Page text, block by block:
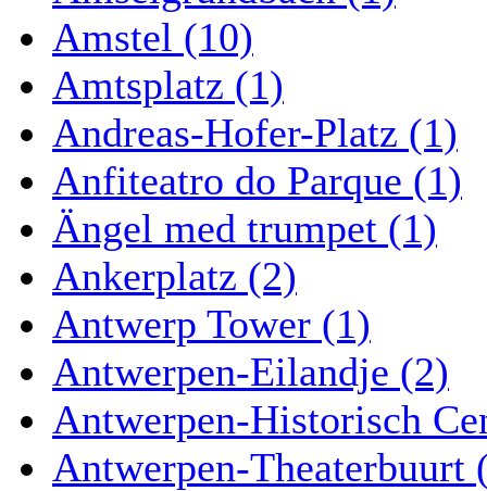
Amstel (10)
Amtsplatz (1)
Andreas-Hofer-Platz (1)
Anfiteatro do Parque (1)
Ängel med trumpet (1)
Ankerplatz (2)
Antwerp Tower (1)
Antwerpen-Eilandje (2)
Antwerpen-Historisch
Antwerpen-Theaterbuurt